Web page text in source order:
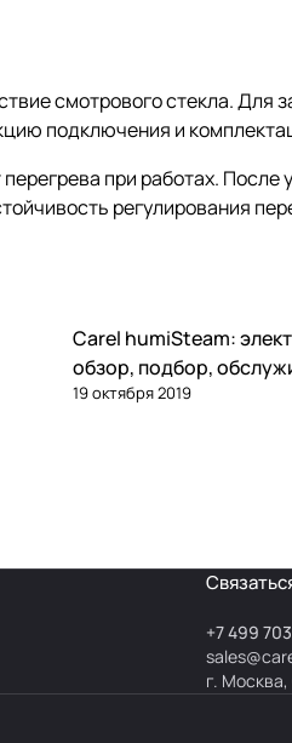
смотрового стекла. Для
подключения и
при работах. После
регулирования
Увлажнение
Carel humiSteam:
обзор, подбор,
19 октября 2019
+7 499
г.